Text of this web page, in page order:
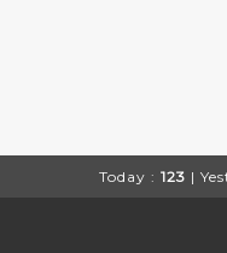
Today : 123 |